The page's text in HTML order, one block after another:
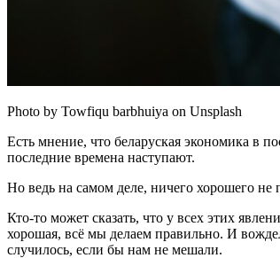
Photo by Towfiqu barbhuiya on Unsplash
Есть мнение, что беларуская экономика в
последние времена наступают.
Но ведь на самом деле, ничего хорошего не
Кто-то может сказать, что у всех этих
хорошая, всё мы делаем правильно. И
случилось, если бы нам не мешали.